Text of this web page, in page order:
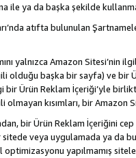
ile ya da başka şekilde
atıfta bulunulan
yalnızca Amazon
olduğu başka bir sayfa) ve bir
bir Ürün Reklam İçeriği’yle
olmayan kısımları, bir Amazon
bir Ürün Reklam İçeriğini
veya uygulamada ya da
optimizasyonu yapılmamış